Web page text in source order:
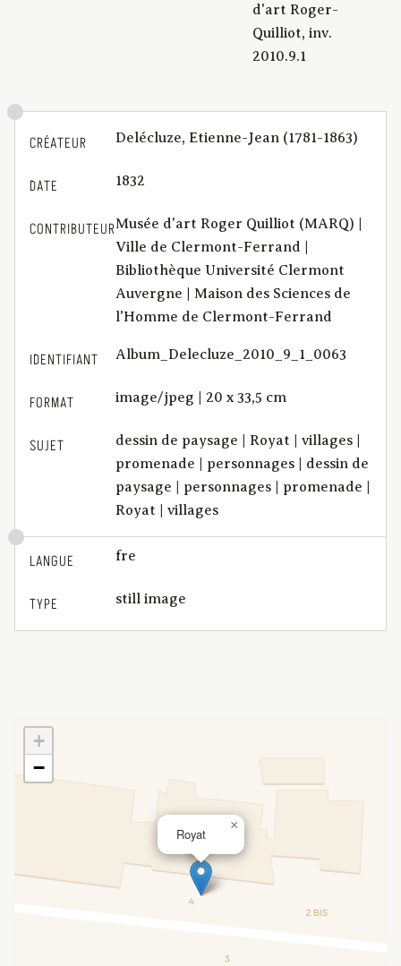
d'art Roger-
Quilliot, inv.
2010.9.1
CRÉATEUR Delécluze, Etienne-Jean (1781-1863)
DATE 1832
CONTRIBUTEURMusée d'art Roger Quilliot (MARQ) |
Ville de Clermont-Ferrand |
Bibliothèque Université Clermont
Auvergne | Maison des Sciences de
l'Homme de Clermont-Ferrand
IDENTIFIANT Album_Delecluze_2010_9_1_0063
FORMAT image/jpeg | 20 x 33,5 cm
SUJET
dessin de paysage | Royat | villages |
promenade | personnages | dessin de
paysage | personnages | promenade |
Royat | villages
LANGUE fre
TYPE still image
Royat
×
+
−